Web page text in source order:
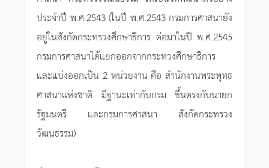
ประจำปี พ.ศ.2543 (ในปี พ.ศ.2543 กรมการศาสนายัง
อยู่ในสังกัดกระทรวงศึกษาธิการ ต่อมาในปี พ.ศ.2545
กรมการศาสนาได้แยกออกจากกระทวงศึกษาธิการ
และแบ่งออกเป็น 2 หน่วยงาน คือ สำนักงานพระพุทธ
ศาสนาแห่งชาติ มีฐานะเท่ากับกรม ขึ้นตรงกับนายก
รัฐมนตรี และกรมการศาสนา สังกัดกระทรวง
วัฒนธรรม)